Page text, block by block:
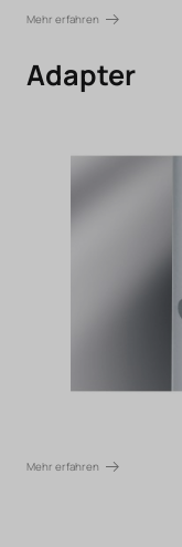
Mehr erfahren
Adapter
Mehr erfahren